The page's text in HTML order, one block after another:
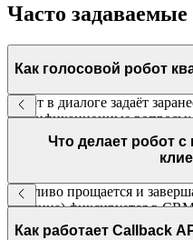
Часто
Как голосовой робот
Робот в диалоге задаёт
квалификационные
объекта, регион и т.д.
контактом передаются
Что делает робот
Вежливо прощается и
причина) фиксируется в
перезвонить через заданный
Как работает Callback